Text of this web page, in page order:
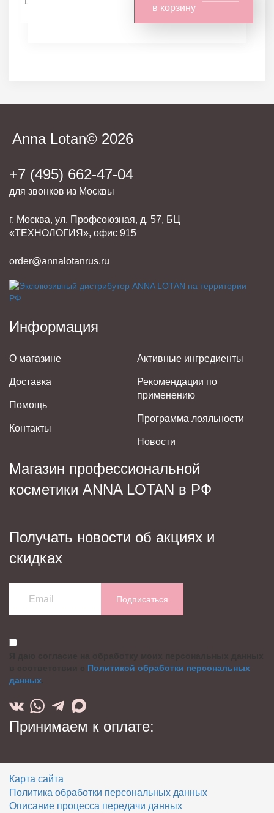
в корзину
Anna Lotan© 2026
+7 (495) 662-47-04
для звонков из Москвы
г. Москва, ул. Профсоюзная, д. 57, БЦ
«ТЕХНОЛОГИЯ», офис 915
order@annalotanrus.ru
Информация
О магазине
Доставка
Помощь
Контакты
Активные ингредиенты
Рекомендации по
применению
Программа лояльности
Новости
Магазин профессиональной
косметики ANNA LOTAN в РФ
Получать новости об акциях и
скидках
Подписаться
Политикой обработки персональных
данных
Принимаем к оплате:
Карта сайта
Политика обработки персональных данных
Описание процесса передачи данных